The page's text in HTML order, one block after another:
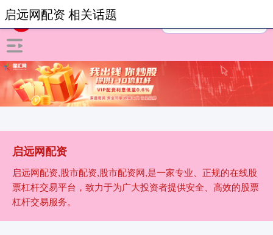
启远网配资
启远网配资,股市配资,股市配资网,是一家专业、正规的在线股
票杠杆交易平台，致力于为广大投资者提供安全、高效的股票
杠杆交易服务。
启远网配资 相关话题